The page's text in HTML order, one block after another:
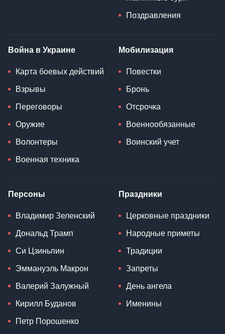
Поздравления
Война в Украине
Карта боевых действий
Взрывы
Переговоры
Оружие
Волонтеры
Военная техника
Мобилизация
Повестки
Бронь
Отсрочка
Военнообязанные
Воинский учет
Персоны
Владимир Зеленский
Дональд Трамп
Си Цзиньпин
Эммануэль Макрон
Валерий Залужный
Кирилл Буданов
Петр Порошенко
Праздники
Церковные праздники
Народные приметы
Традиции
Запреты
День ангела
Именины